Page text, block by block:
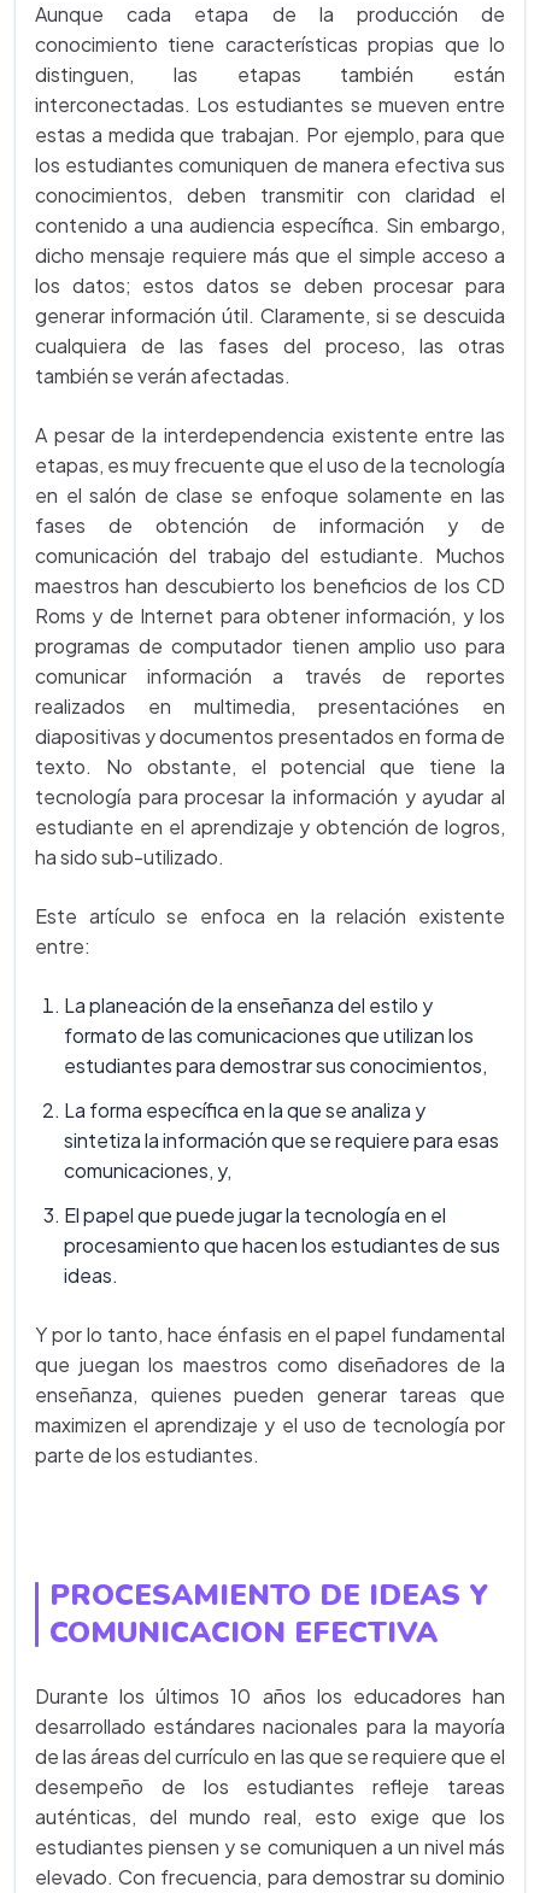
Aunque cada etapa de la producción de
conocimiento tiene características propias que lo
distinguen, las etapas también están
interconectadas. Los estudiantes se mueven entre
estas a medida que trabajan. Por ejemplo, para que
los estudiantes comuniquen de manera efectiva sus
conocimientos, deben transmitir con claridad el
contenido a una audiencia específica. Sin embargo,
dicho mensaje requiere más que el simple acceso a
los datos; estos datos se deben procesar para
generar información útil. Claramente, si se descuida
cualquiera de las fases del proceso, las otras
también se verán afectadas.
A pesar de la interdependencia existente entre las
etapas, es muy frecuente que el uso de la tecnología
en el salón de clase se enfoque solamente en las
fases de obtención de información y de
comunicación del trabajo del estudiante. Muchos
maestros han descubierto los beneficios de los CD
Roms y de Internet para obtener información, y los
programas de computador tienen amplio uso para
comunicar información a través de reportes
realizados en multimedia, presentaciónes en
diapositivas y documentos presentados en forma de
texto. No obstante, el potencial que tiene la
tecnología para procesar la información y ayudar al
estudiante en el aprendizaje y obtención de logros,
ha sido sub-utilizado.
Este artículo se enfoca en la relación existente
entre:
La planeación de la enseñanza del estilo y
formato de las comunicaciones que utilizan los
estudiantes para demostrar sus conocimientos,
La forma específica en la que se analiza y
sintetiza la información que se requiere para esas
comunicaciones, y,
El papel que puede jugar la tecnología en el
procesamiento que hacen los estudiantes de sus
ideas.
Y por lo tanto, hace énfasis en el papel fundamental
que juegan los maestros como diseñadores de la
enseñanza, quienes pueden generar tareas que
maximizen el aprendizaje y el uso de tecnología por
parte de los estudiantes.
PROCESAMIENTO DE IDEAS Y
COMUNICACION EFECTIVA
Durante los últimos 10 años los educadores han
desarrollado estándares nacionales para la mayoría
de las áreas del currículo en las que se requiere que el
desempeño de los estudiantes refleje tareas
auténticas, del mundo real, esto exige que los
estudiantes piensen y se comuniquen a un nivel más
elevado. Con frecuencia, para demostrar su dominio